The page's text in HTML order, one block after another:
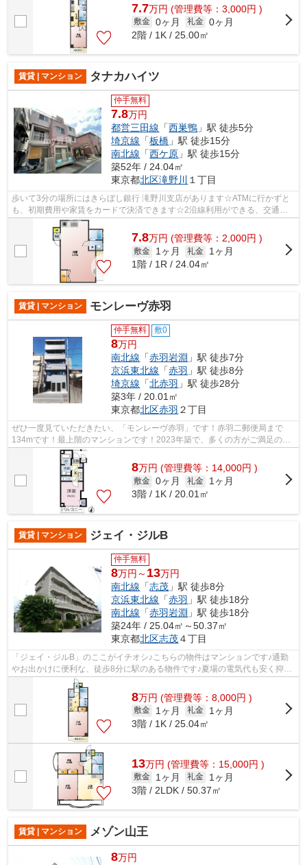
7.7万円 (管理費等：3,000円 )
敷金 0ヶ月 礼金 0ヶ月
2階 / 1K / 25.00㎡
賃貸 | マンション タナカハイツ
仲手無料
7.8万円
都営三田線 「西巣鴨 」駅 徒歩5分
埼京線 「板橋 」駅 徒歩15分
南北線 「西ケ原 」駅 徒歩15分
築52年 / 24.04㎡
東京都北区滝野川 １丁目
歩いて3分の場所にはきらぼし銀行 滝野川支店があります☆ATMに行かずと
も、初期費用や家賃をカードで決済できます☆2沿線利用ができる、交通の
便の良い物件です☆平坦な場所にあるマンシ...
7.8万円 (管理費等：2,000円 )
敷金 1ヶ月 礼金
1ヶ月
1階 / 1R / 24.04㎡
賃貸 | マンション モンレーヴ赤羽
仲手無料 敷0
8万円
南北線 「赤羽岩淵 」駅 徒歩7分
京浜東北線 「赤羽 」駅 徒歩8分
埼京線 「北赤羽 」駅 徒歩28分
築3年 / 20.01㎡
東京都北区赤羽 ２丁目
ぜひ一度見ていただきたい、「モンレーヴ赤羽」です！赤羽二郵便局まで
134mです！最上階のマンションです！2023年築で、多くの方がご満足の物
件はこちらです！あると使い勝手がよく利...
8万円 (管理費等：14,000円 )
敷金 0ヶ月 礼金
1ヶ月
3階 / 1K / 20.01㎡
賃貸 | マンション ジェイ・ジルB
仲手無料
8万円～ 13万円
南北線 「志茂 」駅 徒歩8分
京浜東北線 「赤羽 」駅 徒歩18分
南北線 「赤羽岩淵 」駅 徒歩18分
築24年 / 25.04㎡～50.37㎡
東京都北区志茂４丁目
「ジェイ・ジルB」のここがイチオシ♪こちらの物件はマンションです♪通勤
やお出かけに便利な、徒歩8分に駅のある物件です♪夏場の電気代も安く抑え
られる通風良好で快適な物件です♪2沿線...
8万円 (管理費等：8,000円 )
敷金 1ヶ月 礼金
1ヶ月
3階 / 1K / 25.04㎡
13万円 (管理費等：15,000円 )
敷金 1ヶ月 礼金
1ヶ月
3階 / 2LDK / 50.37㎡
賃貸 | マンション メゾン山王
8万円